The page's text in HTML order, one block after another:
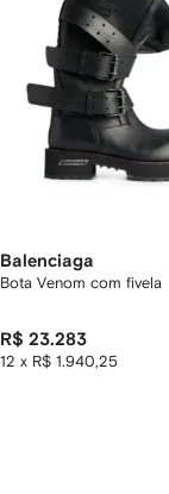
Balenciaga
Bota Venom com fivela
R$ 23.283
12 x R$ 1.940,25